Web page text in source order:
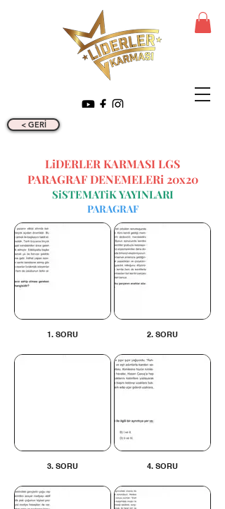
< GERİ
LiDERLER KARMASI LGS
PARAGRAF DENEMELERi 20x20
SiSTEMATiK YAYINLARI
PARAGRAF
1. SORU 2. SORU
3. SORU 4. SORU